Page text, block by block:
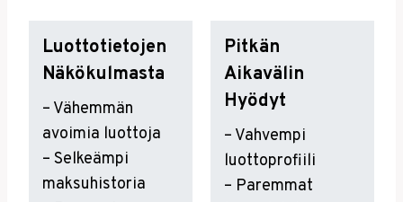
Luottotietojen
Näkökulmasta
– Vähemmän
avoimia luottoja
– Selkeämpi
maksuhistoria
Pitkän
Aikavälin
Hyödyt
– Vahvempi
luottoprofiili
– Paremmat